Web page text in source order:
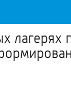
лагерях